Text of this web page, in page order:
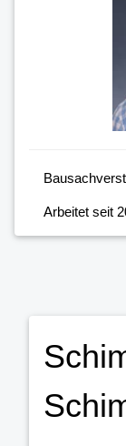
Arbeitet seit